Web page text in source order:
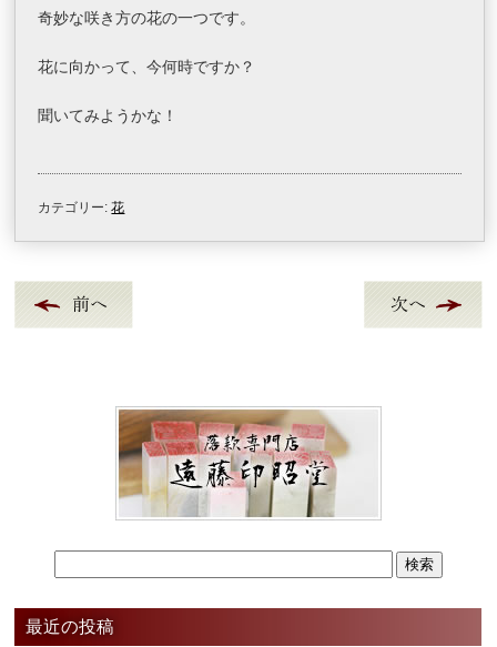
奇妙な咲き方の花の一つです。
花に向かって、今何時ですか？
聞いてみようかな！
カテゴリー:花
最近の投稿